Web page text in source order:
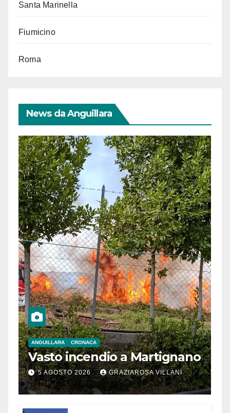
Santa Marinella
Fiumicino
Roma
News da Anguillara
ANGUILLARA CRONACA
Vasto incendio a Martignano
5 AGOSTO 2026 GRAZIAROSA VILLANI